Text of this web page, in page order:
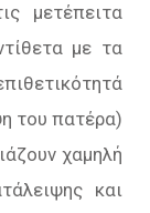
μετέπειτα
με τα
του πατέρα)
χαμηλή
και